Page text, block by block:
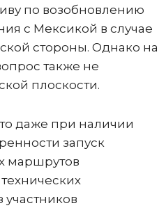
по возобновлению
с Мексикой в случае
стороны. Однако на
также не
плоскости.
даже при наличии
запуск
маршрутов